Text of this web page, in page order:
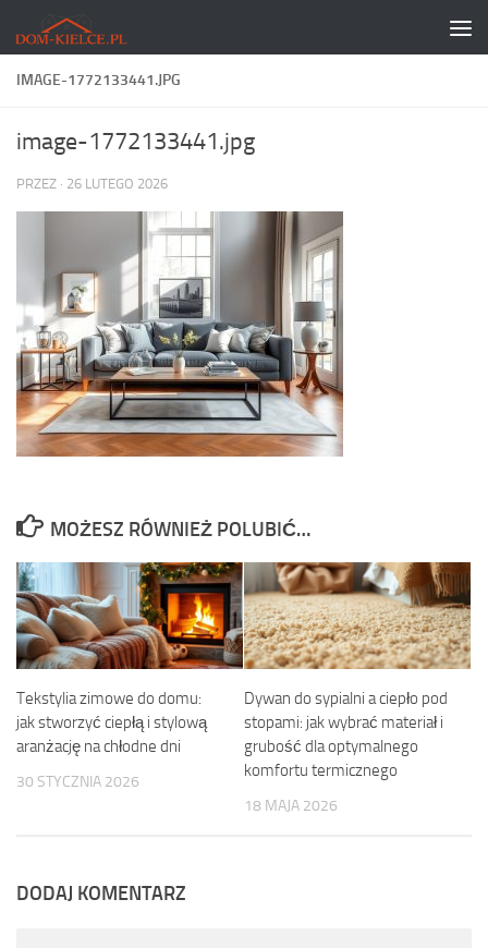
Skip to content
IMAGE-1772133441.JPG
image-1772133441.jpg
PRZEZ · 26 LUTEGO 2026
MOŻESZ RÓWNIEŻ POLUBIĆ…
Tekstylia zimowe do domu:
jak stworzyć ciepłą i stylową
aranżację na chłodne dni
30 STYCZNIA 2026
Dywan do sypialni a ciepło pod
stopami: jak wybrać materiał i
grubość dla optymalnego
komfortu termicznego
18 MAJA 2026
DODAJ KOMENTARZ